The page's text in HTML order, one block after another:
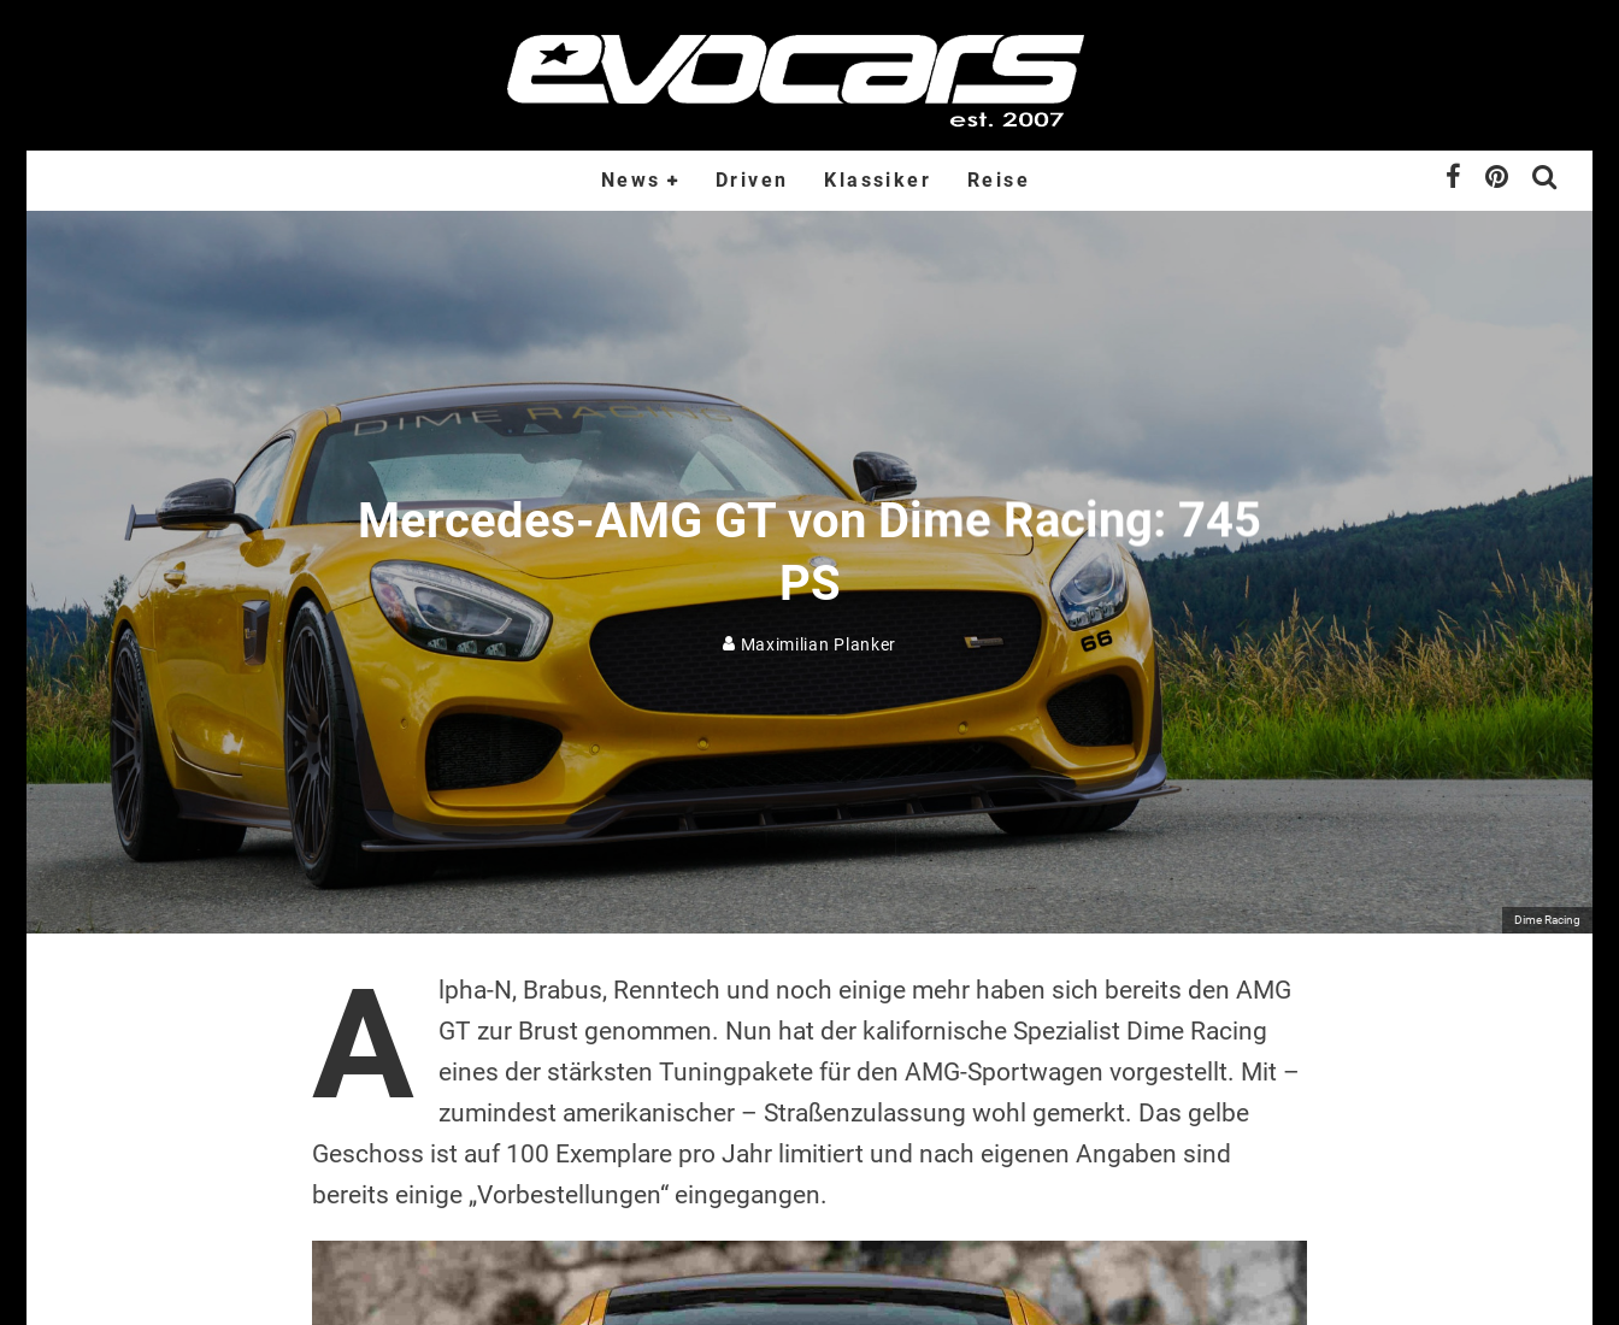
News Driven Klassiker Reise
Dime Racing
Mercedes-AMG GT von Dime Racing: 745
PS
Maximilian Planker
A
lpha-N, Brabus, Renntech und noch einige mehr haben sich bereits den AMG
GT zur Brust genommen. Nun hat der kalifornische Spezialist Dime Racing
eines der stärksten Tuningpakete für den AMG-Sportwagen vorgestellt. Mit –
zumindest amerikanischer – Straßenzulassung wohl gemerkt. Das gelbe
Geschoss ist auf 100 Exemplare pro Jahr limitiert und nach eigenen Angaben sind
bereits einige „Vorbestellungen“ eingegangen.